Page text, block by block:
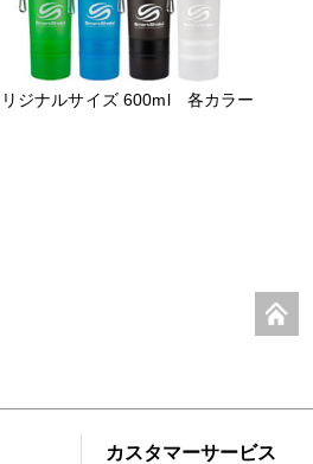
リジナルサイズ 600ml 各カラー
カスタマーサービス